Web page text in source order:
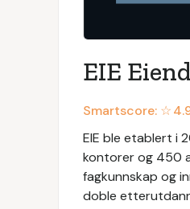
EIE
Smartscore: ☆
EIE ble etablert i
kontorer og 450
fagkunnskap og
doble